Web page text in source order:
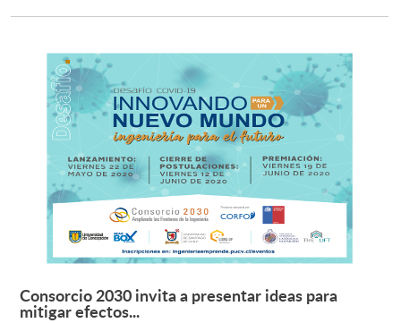
Leer más +
Consorcio 2030 invita a presentar ideas para
mitigar efectos...